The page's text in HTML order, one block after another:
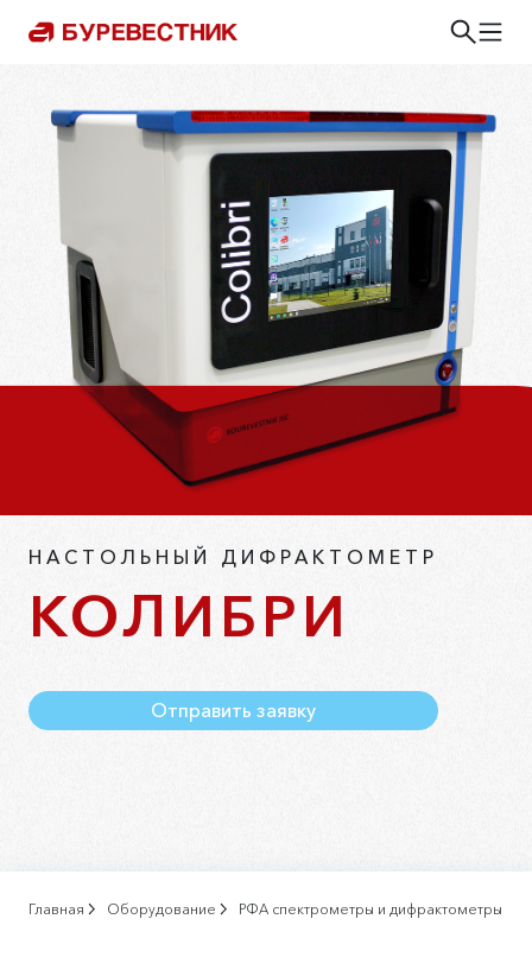
НАСТОЛЬНЫЙ ДИФРАКТОМЕТР
КОЛИБРИ
Отправить заявку
Главная Оборудование РФА спектрометры и дифрактометры